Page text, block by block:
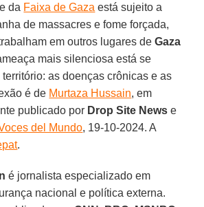
da Faixa de Gaza está sujeito a
de massacres e fome forçada,
em outros lugares deGaza
mais silenciosa está se
as doenças crônicas e as
é de Murtaza Hussain, em
publicado por Drop Site News e
del Mundo, 19-10-2024. A
.
é jornalista especializado em
nacional e política externa.